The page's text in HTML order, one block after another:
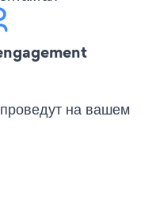
проведут на вашем